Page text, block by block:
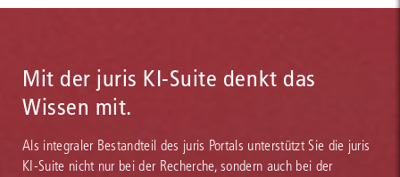
Mit der juris KI-Suite denkt das
Wissen mit.
Als integraler Bestandteil des juris Portals unterstützt Sie die juris
KI-Suite nicht nur bei der Recherche, sondern auch bei der